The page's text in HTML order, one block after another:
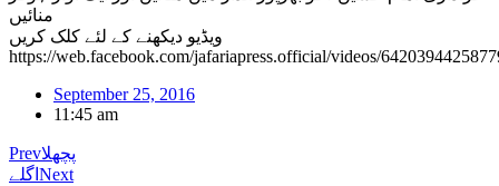
منائیں
ویڈیو دیکھنے کے لئے کلک کریں
https://web.facebook.com/jafariapress.official/videos/
September 25, 2016
11:45 am
Prevپچھلا
اگلے Next